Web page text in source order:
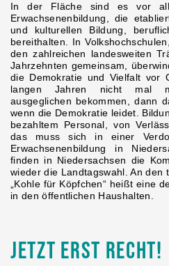
In der Fläche sind es vor
Erwachsenenbildung, die
und kulturellen Bildung,
bereithalten. In
den zahlreichen landesweiten
Jahrzehnten gemeinsam,
die Demokratie und Vielfalt vor
langen Jahren nicht mal
ausgeglichen bekommen, dann
wenn die Demokratie leidet.
bezahltem Personal, von
das muss sich in einer
Erwachsenenbildung in
finden in Niedersachsen die
wieder die Landtagswahl. An den
„Kohle für Köpfchen“ heißt eine
in den öffentlichen Haushalten.
Jetzt erst recht!